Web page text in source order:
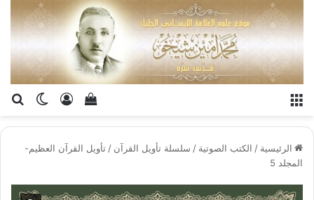
الوضعتسجيل
إستعراض سلة
الرئيسية / الكتب الصوتية / سلسلة تأويل القرآن / تأويل القرآن العظيم-
المجلد 5